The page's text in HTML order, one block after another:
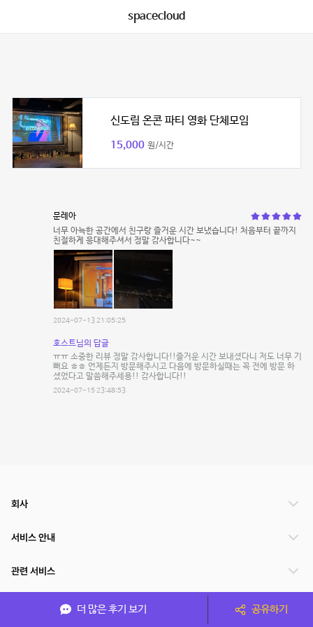
spacecloud
신도림 온콘 파티 영화 단체모임
15,000 원/시간
문레아
너무 아늑한 공간에서 친구랑 즐거운 시간 보냈습니다! 처음부터 끝까지
친절하게 응대해주셔서 정말 감사합니다~~
2024-07-13 21:05:25
호스트님의 답글
ㅠㅠ 소중한 리뷰 정말 감사합니다!!즐거운 시간 보내셨다니 저도 너무 기
뻐요 ㅎㅎ 언제든지 방문해주시고 다음에 방문하실때는 꼭 전에 방문 하
셨었다고 말씀해주세용!! 감사합니다!!
2024-07-15 23:48:53
더 많은 후기 보기 공유하기
회사
서비스 안내
관련 서비스